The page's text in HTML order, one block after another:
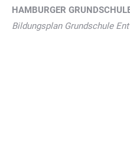
HAMBURGER
Bildungsplan Grundschule